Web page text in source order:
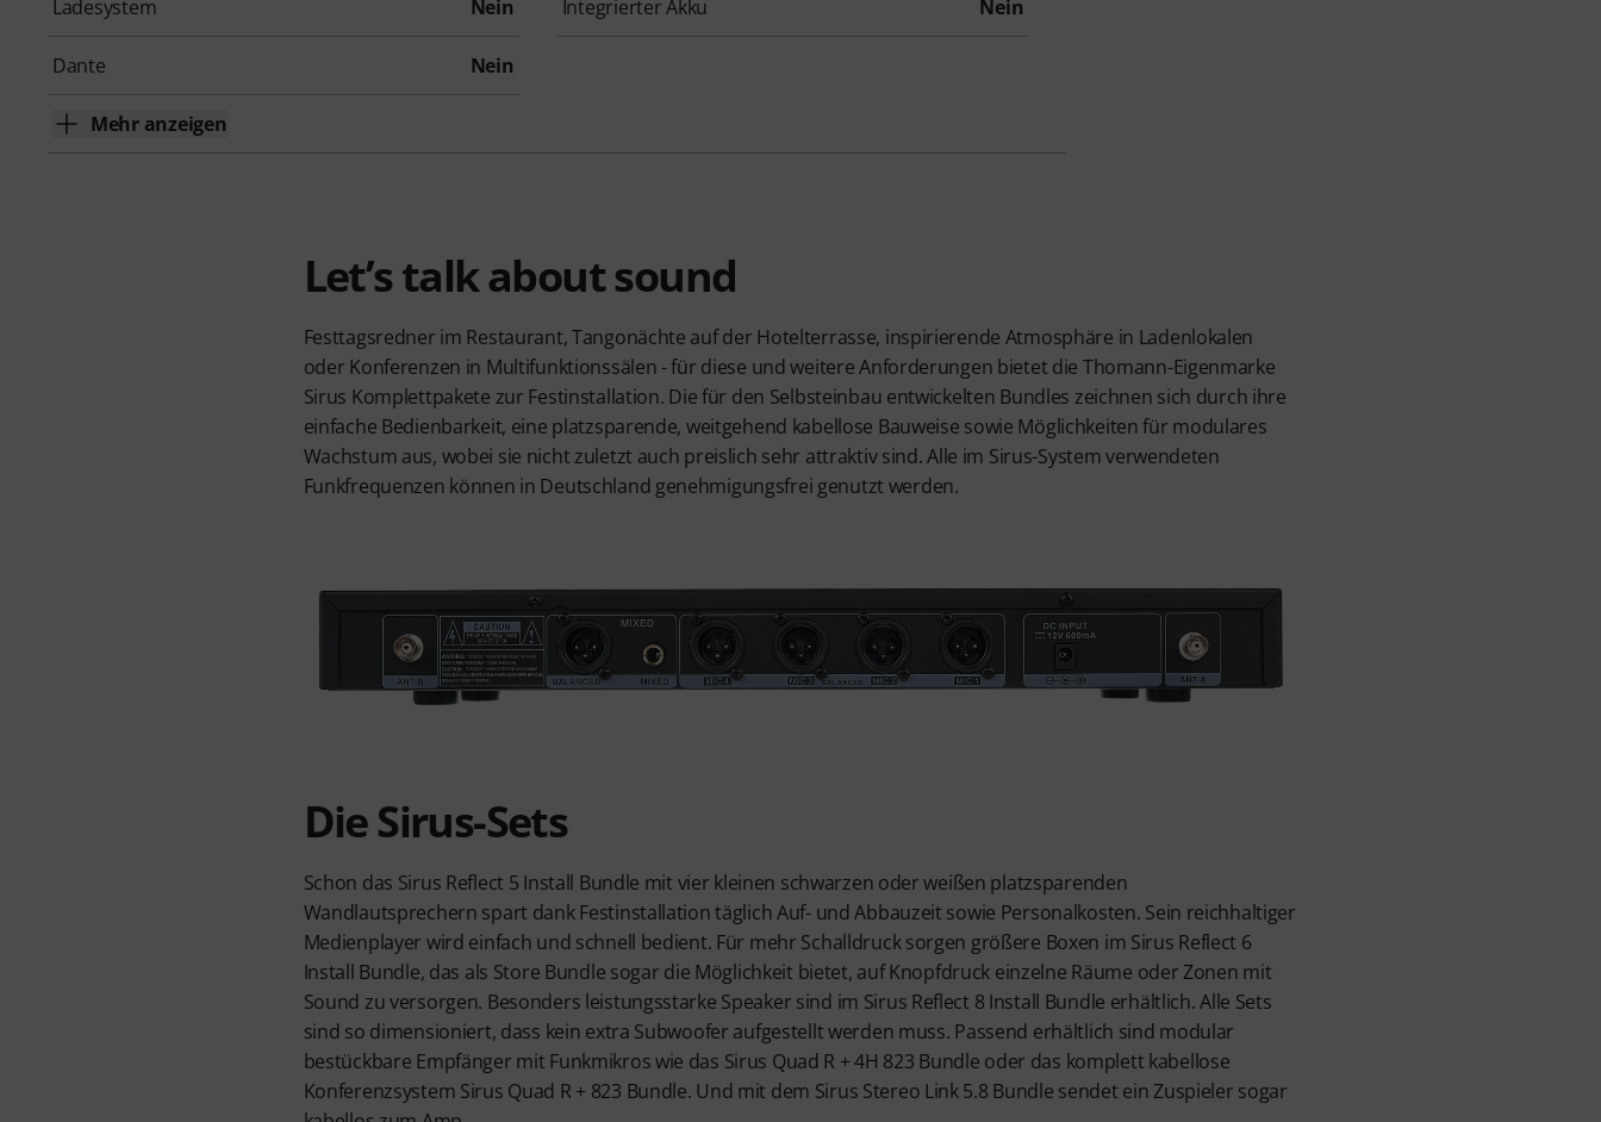
Ladesystem Nein Integrierter Akku Nein
Dante Nein
Mehr anzeigen
Let’s talk about sound
Festtagsredner im Restaurant, Tangonächte auf der Hotelterrasse, inspirierende Atmosphäre in Ladenlokalen
oder Konferenzen in Multifunktionssälen - für diese und weitere Anforderungen bietet die Thomann-Eigenmarke
Sirus Komplettpakete zur Festinstallation. Die für den Selbsteinbau entwickelten Bundles zeichnen sich durch ihre
einfache Bedienbarkeit, eine platzsparende, weitgehend kabellose Bauweise sowie Möglichkeiten für modulares
Wachstum aus, wobei sie nicht zuletzt auch preislich sehr attraktiv sind. Alle im Sirus-System verwendeten
Funkfrequenzen können in Deutschland genehmigungsfrei genutzt werden.
Die Sirus-Sets
Schon das Sirus Reflect 5 Install Bundle mit vier kleinen schwarzen oder weißen platzsparenden
Wandlautsprechern spart dank Festinstallation täglich Auf- und Abbauzeit sowie Personalkosten. Sein reichhaltiger
Medienplayer wird einfach und schnell bedient. Für mehr Schalldruck sorgen größere Boxen im Sirus Reflect 6
Install Bundle, das als Store Bundle sogar die Möglichkeit bietet, auf Knopfdruck einzelne Räume oder Zonen mit
Sound zu versorgen. Besonders leistungsstarke Speaker sind im Sirus Reflect 8 Install Bundle erhältlich. Alle Sets
sind so dimensioniert, dass kein extra Subwoofer aufgestellt werden muss. Passend erhältlich sind modular
bestückbare Empfänger mit Funkmikros wie das Sirus Quad R + 4H 823 Bundle oder das komplett kabellose
Konferenzsystem Sirus Quad R + 823 Bundle. Und mit dem Sirus Stereo Link 5.8 Bundle sendet ein Zuspieler sogar